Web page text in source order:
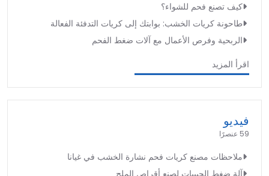
كيف تصنع فحم للشواء؟
طاحونة كريات الخشب: بوابتك إلى كريات التدفئة الفعالة
الربحية وفرص الأعمال مع آلات ضغط الفحم
اقرأ المزيد
فيديو
59 عنصرًا
ملاحظات مصنع كريات فحم نشارة الخشب في غيانا